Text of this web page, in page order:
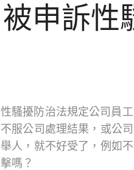
被申訴性
性騷擾防治法規定公司員
不服公司處理結果，或公
舉人，就不好受了，例如
擊嗎？